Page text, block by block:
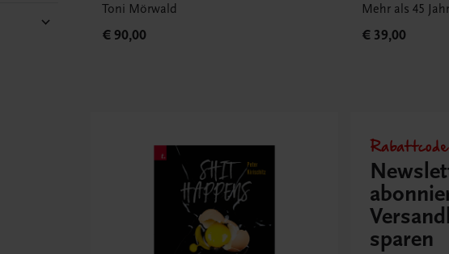
Toni Mörwald
€ 90,00
Mehr als 45
€ 39,00
sparen